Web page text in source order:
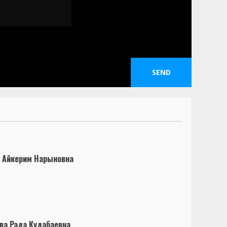
Нарыновна
Рада Кудабаевна